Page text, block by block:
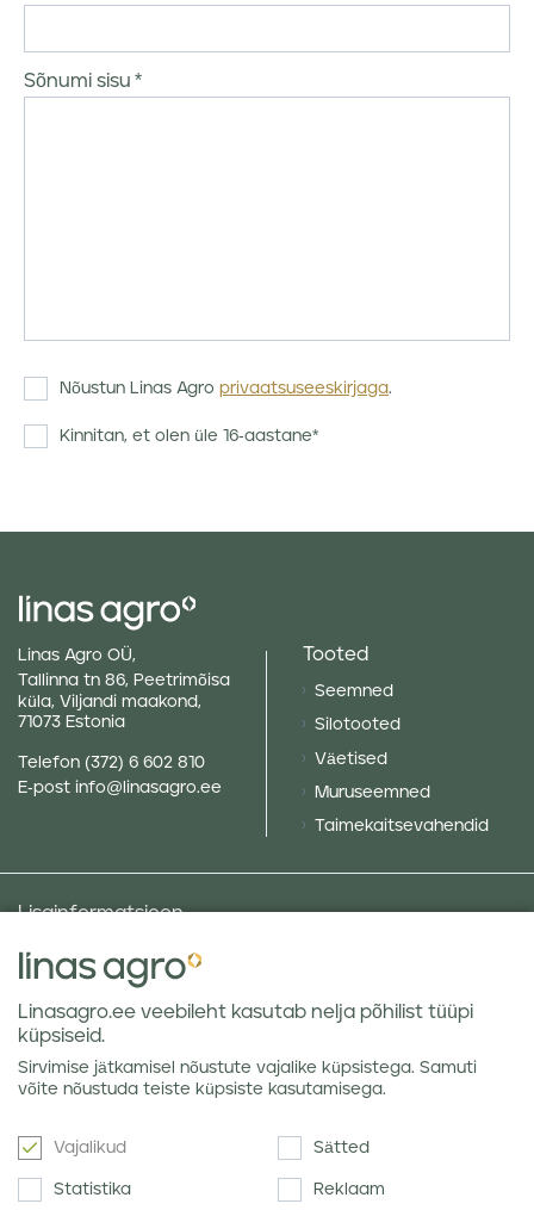
Sõnumi sisu
Nõustun Linas Agro privaatsuseeskirjaga.
Kinnitan, et olen üle 16-aastane*
Linas Agro OÜ,
Tallinna tn 86, Peetrimõisa
küla, Viljandi maakond,
71073 Estonia
Telefon (372) 6 602 810
E-post info@linasagro.ee
Tooted
Seemned
Silotooted
Väetised
Muruseemned
Taimekaitsevahendid
Lisainformatsioon
Taluniku põllugalerii
Sotsiaalne vastutus ja poliitikad
Andmekaitsetingimused
Kauba hoiustamine
Teraviljaturu ülevaated
Uudiskiri
Linasagro.ee veebileht kasutab nelja põhilist tüüpi
küpsiseid.
Sirvimise jätkamisel nõustute vajalike küpsistega. Samuti
võite nõustuda teiste küpsiste kasutamisega.
Vajalikud Sätted
Statistika Reklaam